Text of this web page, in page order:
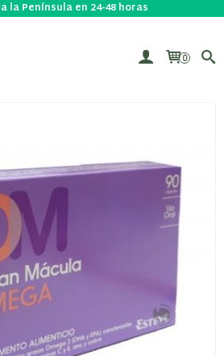
la Península en 24-48 horas
0